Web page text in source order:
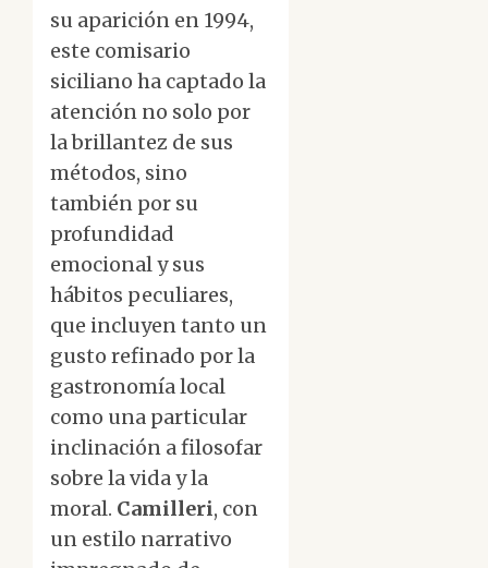
su aparición en 1994,
este comisario
siciliano ha captado la
atención no solo por
la brillantez de sus
métodos, sino
también por su
profundidad
emocional y sus
hábitos peculiares,
que incluyen tanto un
gusto refinado por la
gastronomía local
como una particular
inclinación a filosofar
sobre la vida y la
moral. Camilleri, con
un estilo narrativo